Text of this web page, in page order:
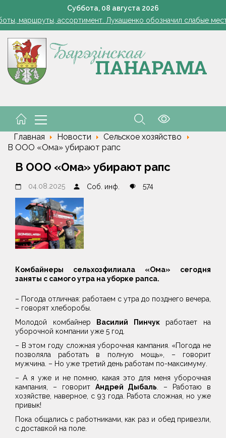
Суббота, 08 августа 2026
Лукашенко: я борюсь не за колхозы или совхозы - я борюсь
маршруты, ассортимент. Лукашенко обозначил слабые
1 стакан в ведро — тля и плодожорка бегут: Августовская
и средний бизнес приглашают к сотрудничеству с
Лукашенко: я борюсь не за колхозы или совхозы - я борюсь
Главная Новости
Сельское хозяйство
В ООО «Ома» убирают рапс
В ООО «Ома» убирают рапс
04.08.2025 Соб. инф. 574
Комбайнеры сельхозфилиала «Ома» сегодня
заняты с самого утра на уборке рапса.
– Погода отличная: работаем с утра до позднего вечера,
– говорят хлеборобы.
Молодой комбайнер
Василий Пинчукработает на
уборочной компании уже 5 год.
– В этом году сложная уборочная кампания. «Погода не
позволяла работать в полную мощь», – говорит
мужчина. – Но уже третий день работам по-максимуму.
– А я уже и не помню, какая это для меня уборочная
кампания, – говорит Андрей Дыбаль. – Работаю в
хозяйстве, наверное, с 93 года. Работа сложная, но уже
привык!
Пока общались с работниками, как раз и обед привезли,
с доставкой на поле.